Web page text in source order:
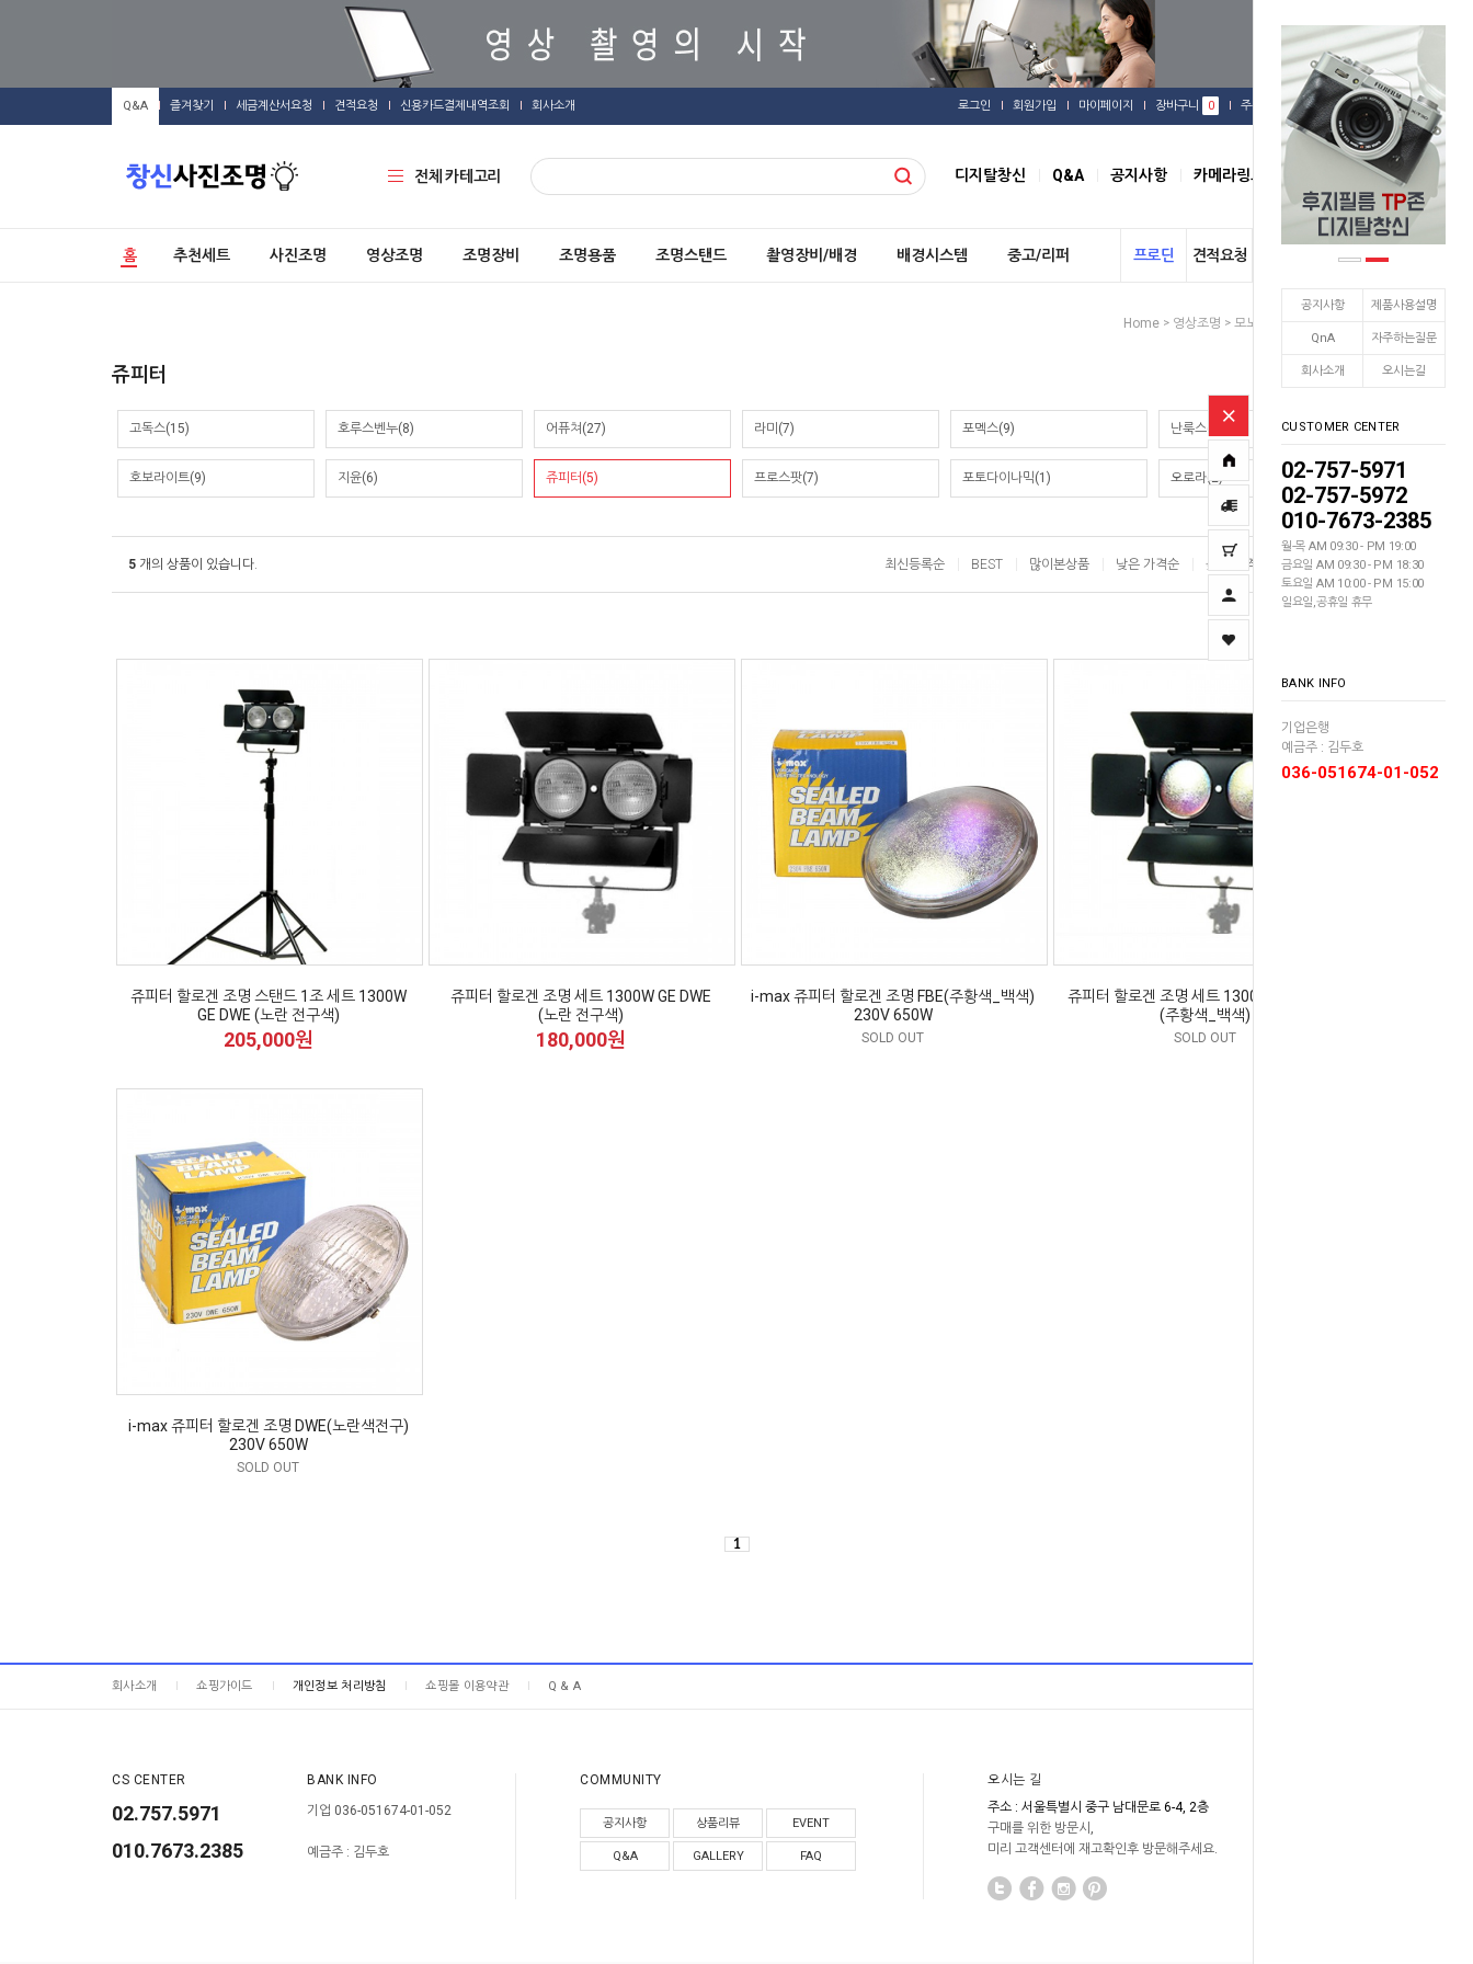
공지사항 제품사용설명
QnA 자주하는질문
회사소개 오시는길
CUSTOMER CENTER
02-757-5971
02-757-5972
010-7673-2385
월-목 AM 09:30 - PM 19:00
금요일 AM 09:30 - PM 18:30
토요일 AM 10:00 - PM 15:00
일요일,공휴일 휴무
BANK INFO
기업은행
예금주 : 김두호
036-051674-01-052
Q&A 즐겨찾기 세금계산서요청 견적요청 신용카드결제내역조회 회사소개 로그인 회원가입 마이페이지 장바구니 0 주문배송 관심상품
전체 카테고리 디지탈창신 Q&A 공지사항 카메라링크
홈 추천세트 사진조명 영상조명 조명장비 조명용품 조명스탠드 촬영장비/배경 배경시스템 중고/리퍼 프로딘 견적요청
Home > 영상조명 > 모노/할로겐형
쥬피터
고독스(15) 호루스벤누(8) 어퓨쳐(27) 라미(7) 포멕스(9) 난룩스(7)
호보라이트(9) 지윤(6) 쥬피터(5) 프로스팟(7) 포토다이나믹(1) 오로라(2)
5 개의 상품이 있습니다. 최신등록순 BEST 많이본상품 낮은 가격순 높은 가격순 이름순
쥬피터 할로겐 조명 스탠드 1조 세트 1300W
GE DWE (노란 전구색)
205,000원
쥬피터 할로겐 조명 세트 1300W GE DWE
(노란 전구색)
180,000원
i-max 쥬피터 할로겐 조명 FBE(주황색_백색)
230V 650W
SOLD OUT
쥬피터 할로겐 조명 세트 1300W i-max FBE
(주황색_백색)
SOLD OUT
i-max 쥬피터 할로겐 조명 DWE(노란색전구)
230V 650W
SOLD OUT
1
회사소개 쇼핑가이드 개인정보 처리방침 쇼핑몰 이용약관 Q & A
CS CENTER
02.757.5971
010.7673.2385
BANK INFO
기업 036-051674-01-052
예금주 : 김두호
COMMUNITY
공지사항 상품리뷰 EVENT
Q&A GALLERY FAQ
오시는 길
주소 : 서울특별시 중구 남대문로 6-4, 2층
구매를 위한 방문시,
미리 고객센터에 재고확인후 방문해주세요.